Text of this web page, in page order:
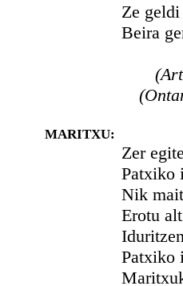
Ze geldi ta
Beira gero
MARITXU:
Zer egitera
Patxiko
Nik
Erotu
Iduritzen al
Patxiko
Maritxuk